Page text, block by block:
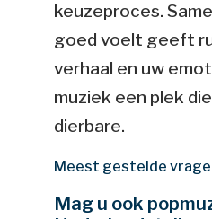
keuzeproces.
goed voelt geeft
verhaal en uw
muziek een plek
dierbare.
Meest gestelde
Mag u ook